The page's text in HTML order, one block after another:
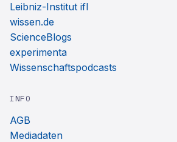
Leibniz-Institut ifl
wissen.de
ScienceBlogs
experimenta
Wissenschaftspodcasts
INFO
AGB
Mediadaten